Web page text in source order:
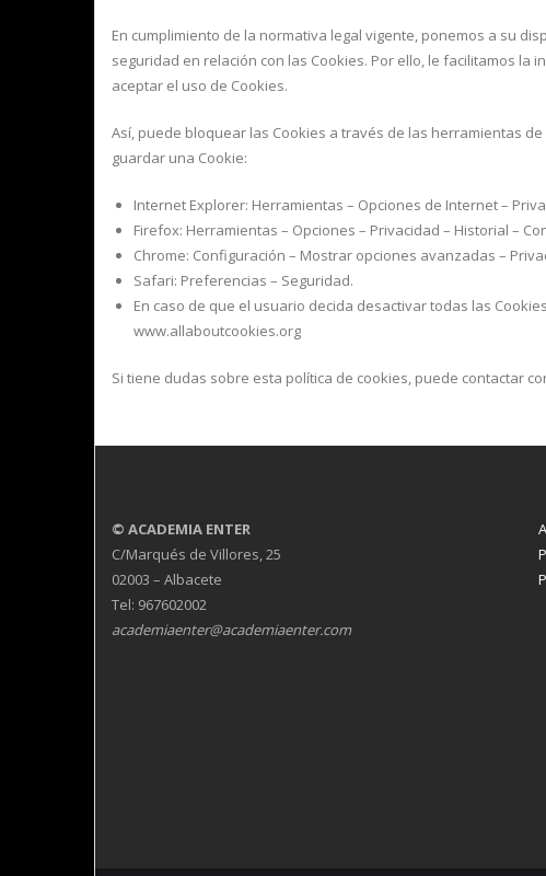
En cumplimiento de la normativa legal vigente, ponemos a su
seguridad en relación con las Cookies. Por ello, le facilitamos
aceptar el uso de Cookies.
Así, puede bloquear las Cookies a través de las herramientas
guardar una Cookie:
Internet Explorer: Herramientas – Opciones de Internet –
Firefox: Herramientas – Opciones – Privacidad – Historial –
Chrome: Configuración – Mostrar opciones avanzadas –
Safari: Preferencias – Seguridad.
En caso de que el usuario decida desactivar todas las
www.allaboutcookies.org
Si tiene dudas sobre esta política de cookies, puede contactar
© ACADEMIA ENTER
C/Marqués de Villores, 25
02003 – Albacete
Tel: 967602002
academiaenter@academiaenter.com